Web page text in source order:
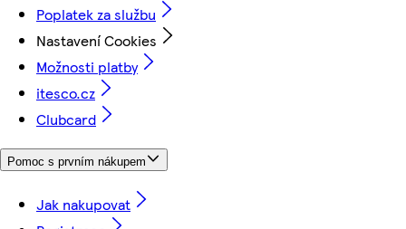
Poplatek za službu
Nastavení Cookies
Možnosti platby
itesco.cz
Clubcard
Pomoc s prvním nákupem
Jak nakupovat